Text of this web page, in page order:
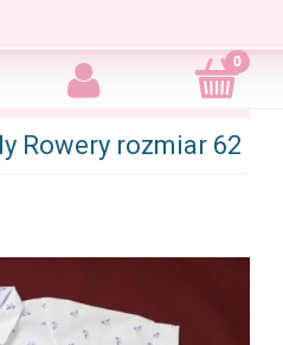
Rowery rozmiar 62